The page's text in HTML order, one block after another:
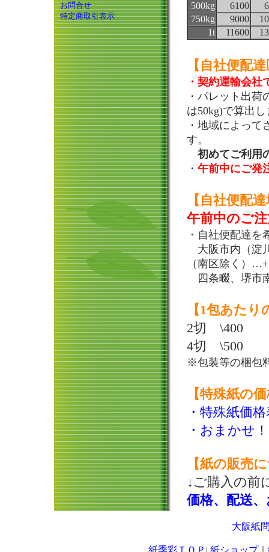
お問合せ
特定商取引表示
500kg
6100
750kg
9000
1t
11600
【自社便配
・契約運輸会社
・パレット出荷
は50kg)で算出
・地域によって
す。
初めてご利用
・ 午前中にご発
【自社便配
午前中のご
・自社便配達
大阪市内（淀
（南区除く）
四条畷、堺市
【1包あたり
2切 \400
4切 \500
※包装等の梱包
【特殊紙の
・特殊紙価
・おまかせ
【紙の販売
↓ご購入の前
価格、配送
大阪紙
紙季彩ＴＯＰ | 紙ショップ｜